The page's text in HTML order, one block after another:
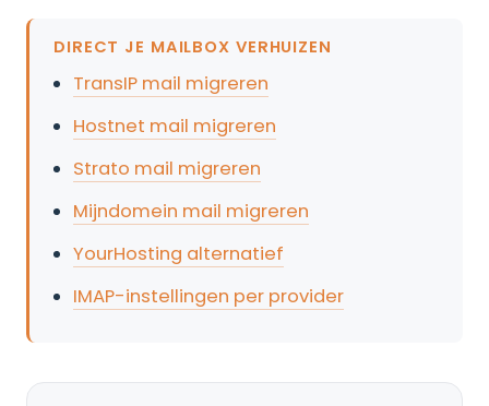
DIRECT JE MAILBOX VERHUIZEN
TransIP mail migreren
Hostnet mail migreren
Strato mail migreren
Mijndomein mail migreren
YourHosting alternatief
IMAP-instellingen per provider